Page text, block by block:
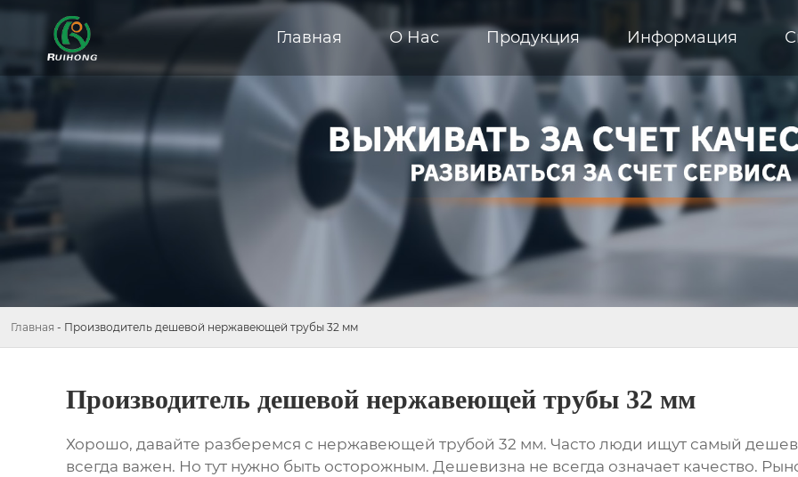
Главная О Hас Продукция Информация
Главная - Производитель дешевой нержавеющей трубы 32 мм
Производитель дешевой нержавеющей трубы 32 мм
Хорошо, давайте разберемся с нержавеющей трубой 32 мм. Часто люди ищут самый
всегда важен. Но тут нужно быть осторожным. Дешевизна не всегда означает качество.